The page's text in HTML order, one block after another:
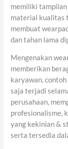
memiliki
material kualitas
membuat
dan tahan lama
Mengenakan
memberikan
karyawan,
saja terjadi
perusahaan,
profesionalisme,
yang kekinian &
serta tersedia